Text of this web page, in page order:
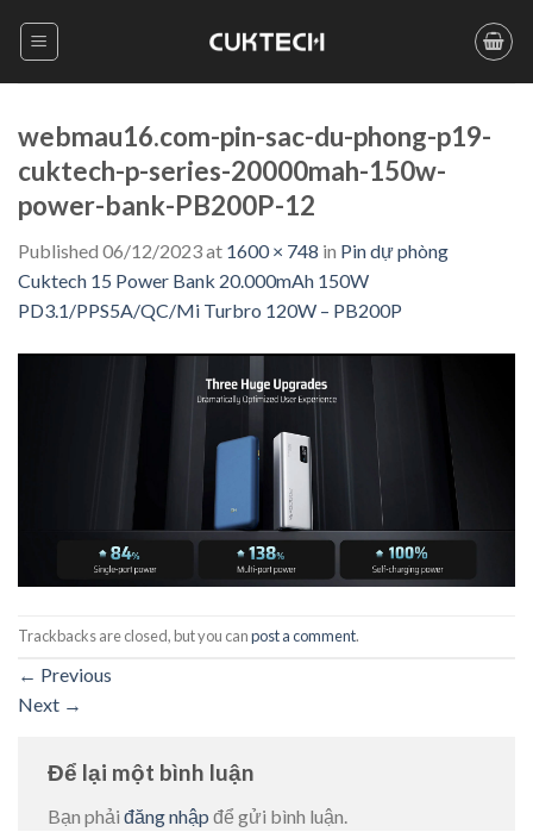
webmau16.com-pin-sac-du-phong-p19-
cuktech-p-series-20000mah-150w-
power-bank-PB200P-12
Published 06/12/2023at 1600 × 748 in Pin dự phòng
Cuktech 15 Power Bank 20.000mAh 150W
PD3.1/PPS5A/QC/Mi Turbro 120W – PB200P
Trackbacks are closed, but you canpost a comment.
← Previous
Next →
Để lại một bình luận
Bạn phải đăng nhập để gửi bình luận.